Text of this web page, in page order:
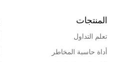
المنتجات
تعلم التداول
أداة حاسبة المخاطر